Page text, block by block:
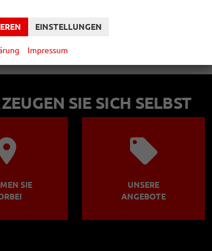
SIE SICH SELBST
SIE
UNSERE
ANGEBOTE
EINSTELLUNGEN
Impressum